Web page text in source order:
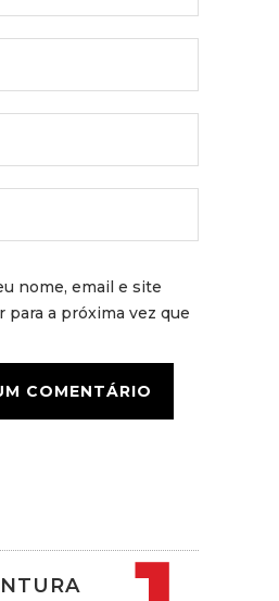
nome, email e site
para a próxima vez que